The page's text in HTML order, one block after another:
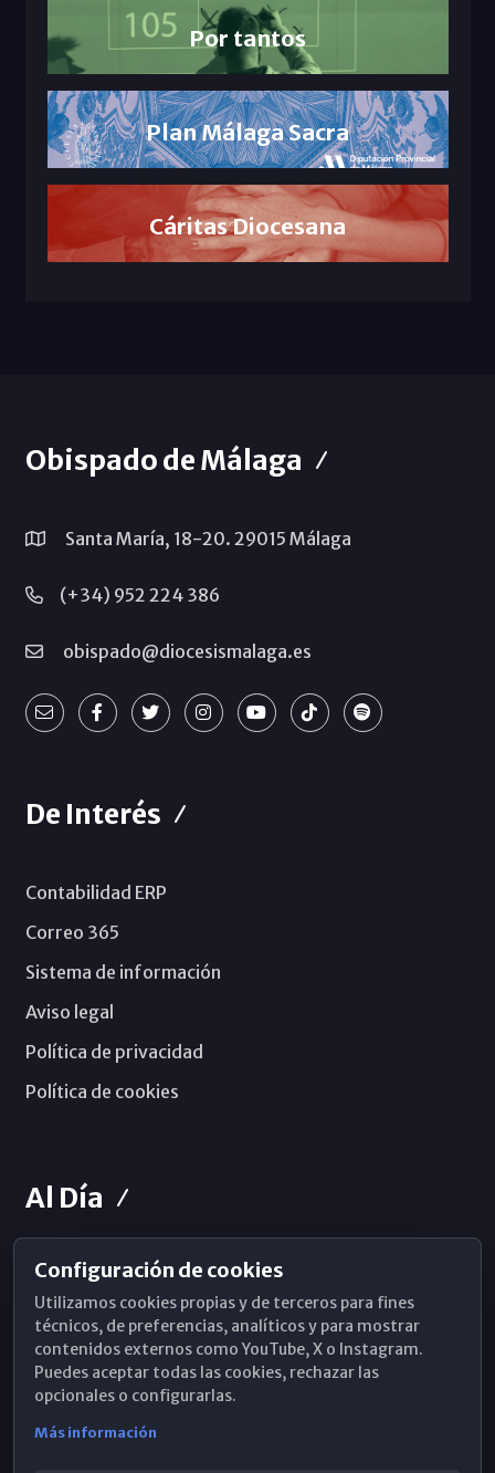
Por tantos
Plan Málaga Sacra
Cáritas Diocesana
Obispado de Málaga
Santa María, 18-20. 29015 Málaga
(+34) 952 224 386
obispado@diocesismalaga.es
De Interés
Contabilidad ERP
Correo 365
Sistema de información
Aviso legal
Política de privacidad
Política de cookies
Al Día
Horarios de Misa
Hemeroteca
WhatsApp
Configuración de cookies
Utilizamos cookies propias y de terceros para fines
técnicos, de preferencias, analíticos y para mostrar
contenidos externos como YouTube, X o Instagram.
Puedes aceptar todas las cookies, rechazar las
opcionales o configurarlas.
Más información